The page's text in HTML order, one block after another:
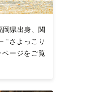
岡県出身、関
“さよっこり
ページをご覧